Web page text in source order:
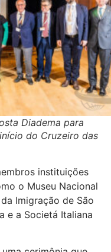
Diadema para
do Cruzeiro das
instituições
o Museu Nacional
Imigração de São
e a Societá Italiana